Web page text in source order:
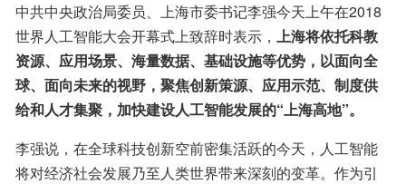
中共中央政治局委员、上海市委书记李强今天上午在2018
世界人工智能大会开幕式上致辞时表示， 上海将依托科教
资源、应用场景、海量数据、基础设施等优势，以面向全
球、面向未来的视野，聚焦创新策源、应用示范、制度供
给和人才集聚，加快建设人工智能发展的“上海高地”。
李强说，在全球科技创新空前密集活跃的今天，人工智能
将对经济社会发展乃至人类世界带来深刻的变革。作为引